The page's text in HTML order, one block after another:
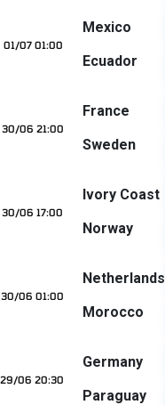
01/07 01:00
Mexico
Ecuador
30/06 21:00
France
Sweden
30/06 17:00
Ivory Coast
Norway
30/06 01:00
Netherlands
Morocco
29/06 20:30
Germany
Paraguay